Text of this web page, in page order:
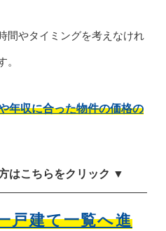
間やタイミングを考えなけれ
。
年収に合った物件の価格の
はこちらをクリック ▼
戸建て一覧へ進